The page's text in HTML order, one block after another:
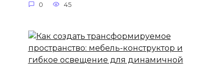
0 45